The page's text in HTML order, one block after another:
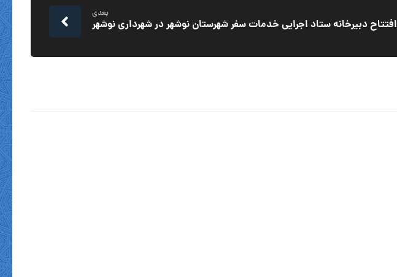
بعدی
افتتاح دبیرخانه ستاد اجرایی خدمات سفر شهرستان نوشهر در شهرداری نوشهر